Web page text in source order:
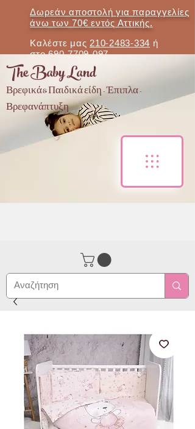
Δωρεάν αποστολή για παραγγελίες
άνω των 70€ εντός Αττικής.
Καλέστε μας 210-2483-334 ή
στο690-7709-097
The Baby Land
Βρεφικά & Παιδικά είδη - Έπιπλα -
Βρεφανάπτυξη